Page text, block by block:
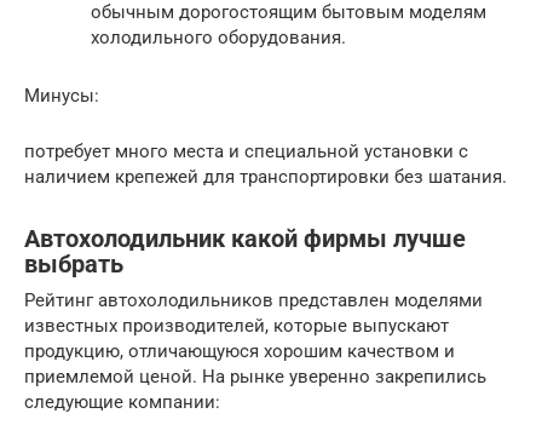
обычным дорогостоящим бытовым моделям
холодильного оборудования.
Минусы:
потребует много места и специальной установки с
наличием крепежей для транспортировки без шатания.
Автохолодильник какой фирмы лучше
выбрать
Рейтинг автохолодильников представлен моделями
известных производителей, которые выпускают
продукцию, отличающуюся хорошим качеством и
приемлемой ценой. На рынке уверенно закрепились
следующие компании: